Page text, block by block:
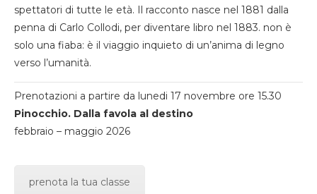
spettatori di tutte le età. Il racconto nasce nel 1881 dalla
penna di Carlo Collodi, per diventare libro nel 1883. non è
solo una fiaba: è il viaggio inquieto di un’anima di legno
verso l’umanità.
Prenotazioni a partire da lunedi 17 novembre ore 15.30
Pinocchio. Dalla favola al destino
febbraio – maggio 2026
prenota la tua classe